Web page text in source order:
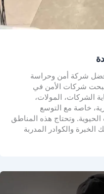
شركة أمن وحراسة
شركات الأمن في
الشركات، المولات،
خاصة مع التوسع
الحيوية. وتحتاج هذه المناطق
والكوادر المدربة